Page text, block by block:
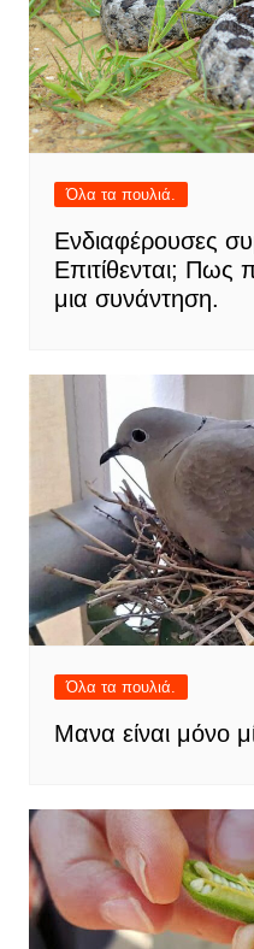
Όλα τα πουλιά.
Ενδιαφέρουσες
Επιτίθενται; Πως
μια συνάντηση.
Όλα τα πουλιά.
Μανα είναι μόνο